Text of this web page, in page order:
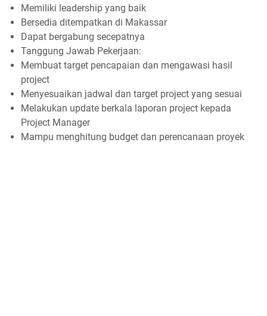
Memiliki leadership yang baik
Bersedia ditempatkan di Makassar
Dapat bergabung secepatnya
Tanggung Jawab Pekerjaan:
Membuat target pencapaian dan mengawasi hasil
project
Menyesuaikan jadwal dan target project yang sesuai
Melakukan update berkala laporan project kepada
Project Manager
Mampu menghitung budget dan perencanaan proyek